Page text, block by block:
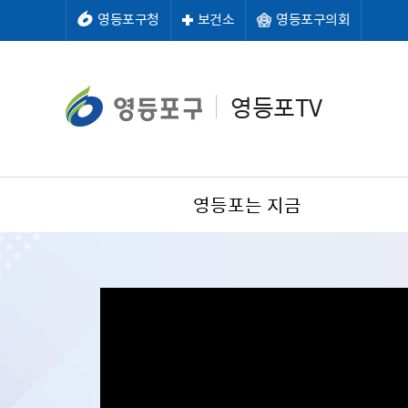
영등포구청 보건소 영등포구의회
영등포TV
영등포는 지금